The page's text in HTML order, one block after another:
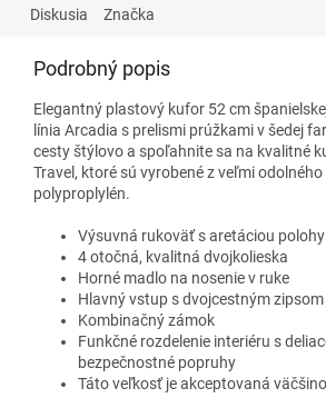
Diskusia Značka
Podrobný popis
Elegantný plastový kufor 52 cm
línia Arcadia s prelismi prúžkami v šedej
cesty štýlovo a spoľahnite sa na kvalitné
Travel, ktoré sú vyrobené z veľmi
polyproplylén.
Výsuvná rukoväť s aretáciou polohy
4 otočná, kvalitná dvojkolieska
Horné madlo na nosenie v ruke
Hlavný vstup s dvojcestným zipsom
Kombinačný zámok
Funkčné rozdelenie interiéru s
bezpečnostné popruhy
Táto veľkosť je akceptovaná